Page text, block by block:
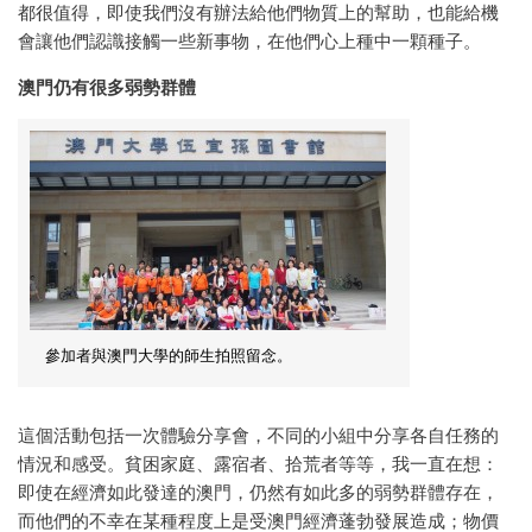
都很值得，即使我們沒有辦法給他們物質上的幫助，也能給機
會讓他們認識接觸一些新事物，在他們心上種中一顆種子。
澳門仍有很多弱勢群體
參加者與澳門大學的師生拍照留念。
這個活動包括一次體驗分享會，不同的小組中分享各自任務的
情況和感受。貧困家庭、露宿者、拾荒者等等，我一直在想：
即使在經濟如此發達的澳門，仍然有如此多的弱勢群體存在，
而他們的不幸在某種程度上是受澳門經濟蓬勃發展造成；物價